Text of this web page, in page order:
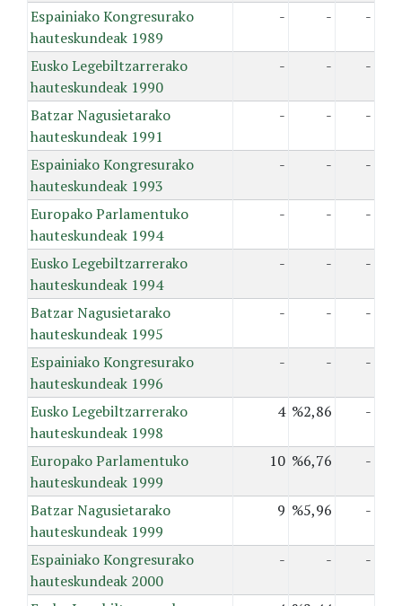
Espainiako Kongresurako
hauteskundeak 1989
- - -
Eusko Legebiltzarrerako
hauteskundeak 1990
- - -
Batzar Nagusietarako
hauteskundeak 1991
- - -
Espainiako Kongresurako
hauteskundeak 1993
- - -
Europako Parlamentuko
hauteskundeak 1994
- - -
Eusko Legebiltzarrerako
hauteskundeak 1994
- - -
Batzar Nagusietarako
hauteskundeak 1995
- - -
Espainiako Kongresurako
hauteskundeak 1996
- - -
Eusko Legebiltzarrerako
hauteskundeak 1998
4 %2,86 -
Europako Parlamentuko
hauteskundeak 1999
10 %6,76 -
Batzar Nagusietarako
hauteskundeak 1999
9 %5,96 -
Espainiako Kongresurako
hauteskundeak 2000
- - -